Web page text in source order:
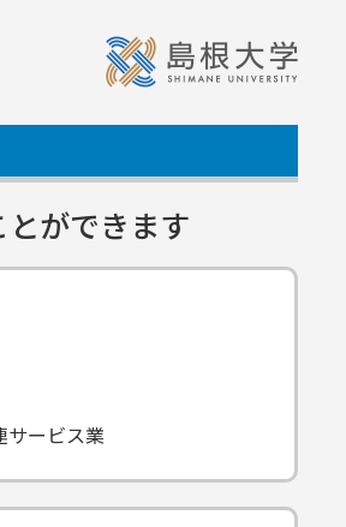
ができます
サービス業